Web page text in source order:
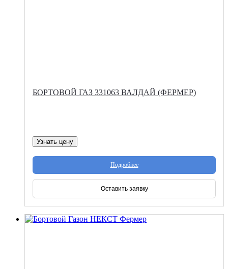
БОРТОВОЙ ГАЗ 331063 ВАЛДАЙ (ФЕРМЕР)
Узнать цену
Подробнее
Оставить заявку